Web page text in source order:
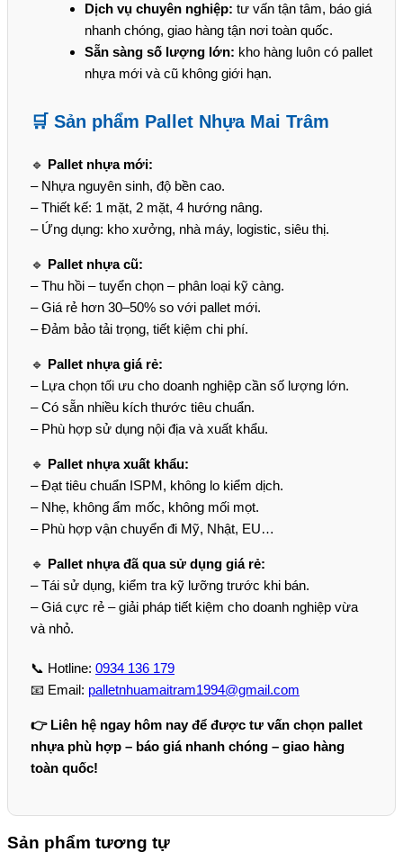
Dịch vụ chuyên nghiệp: tư vấn tận tâm, báo giá
nhanh chóng, giao hàng tận nơi toàn quốc.
Sẵn sàng số lượng lớn: kho hàng luôn có pallet
nhựa mới và cũ không giới hạn.
🛒 Sản phẩm Pallet Nhựa Mai Trâm
🔹 Pallet nhựa mới:
– Nhựa nguyên sinh, độ bền cao.
– Thiết kế: 1 mặt, 2 mặt, 4 hướng nâng.
– Ứng dụng: kho xưởng, nhà máy, logistic, siêu thị.
🔹 Pallet nhựa cũ:
– Thu hồi – tuyển chọn – phân loại kỹ càng.
– Giá rẻ hơn 30–50% so với pallet mới.
– Đảm bảo tải trọng, tiết kiệm chi phí.
🔹 Pallet nhựa giá rẻ:
– Lựa chọn tối ưu cho doanh nghiệp cần số lượng lớn.
– Có sẵn nhiều kích thước tiêu chuẩn.
– Phù hợp sử dụng nội địa và xuất khẩu.
🔹 Pallet nhựa xuất khẩu:
– Đạt tiêu chuẩn ISPM, không lo kiểm dịch.
– Nhẹ, không ẩm mốc, không mối mọt.
– Phù hợp vận chuyển đi Mỹ, Nhật, EU…
🔹 Pallet nhựa đã qua sử dụng giá rẻ:
– Tái sử dụng, kiểm tra kỹ lưỡng trước khi bán.
– Giá cực rẻ – giải pháp tiết kiệm cho doanh nghiệp vừa
và nhỏ.
📞 Hotline: 0934 136 179
📧 Email: palletnhuamaitram1994@gmail.com
👉 Liên hệ ngay hôm nay để được tư vấn chọn pallet
nhựa phù hợp – báo giá nhanh chóng – giao hàng
toàn quốc!
Sản phẩm tương tự